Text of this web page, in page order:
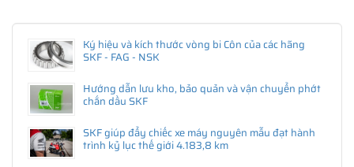
Ký hiệu và kích thước vòng bi Côn của các hãng
SKF - FAG - NSK
Hướng dẫn lưu kho, bảo quản và vận chuyển phớt
chắn dầu SKF
SKF giúp đẩy chiếc xe máy nguyên mẫu đạt hành
trình kỷ lục thế giới 4.183,8 km